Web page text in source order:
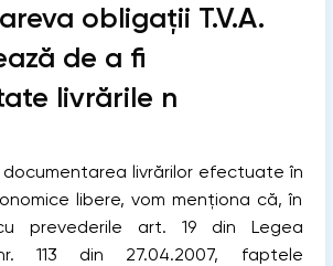
obligaţii T.V.A.
de a fi
livrările n
livrărilor efectuate în
libere, vom menţiona că, în
prevederile art. 19 din Legea
113 din 27.04.2007, faptele